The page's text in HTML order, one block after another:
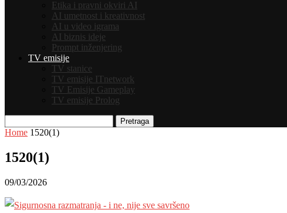
Etika i pravni okviri AI
AI umetnost i kreativnost
AI u video igrama
AI biznis ideje
Prompt inženjering
TV emisije
TV stanice
TV emisije ITnetwork
TV Emisije Gameplay
TV emisije Prolog
Pretraga
Home 1520(1)
1520(1)
09/03/2026